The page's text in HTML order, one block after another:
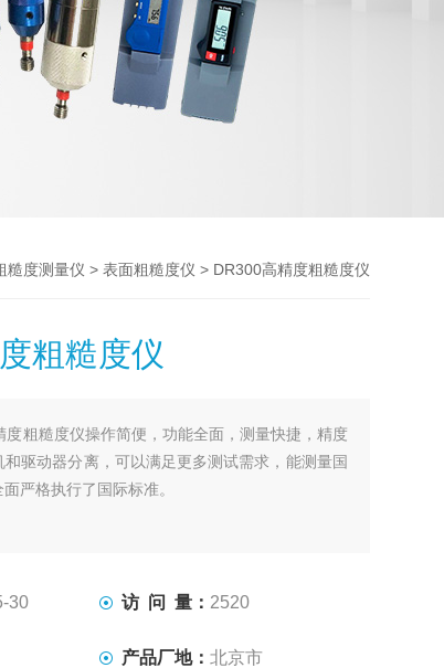
糙度测量仪 > 表面粗糙度仪 > DR300高精度粗糙度仪
粗糙度仪
度粗糙度仪操作简便，功能全面，测量快捷，精度
驱动器分离，可以满足更多测试需求，能测量国
严格执行了国际标准。
30 访 问 量： 2520
产品厂地： 北京市